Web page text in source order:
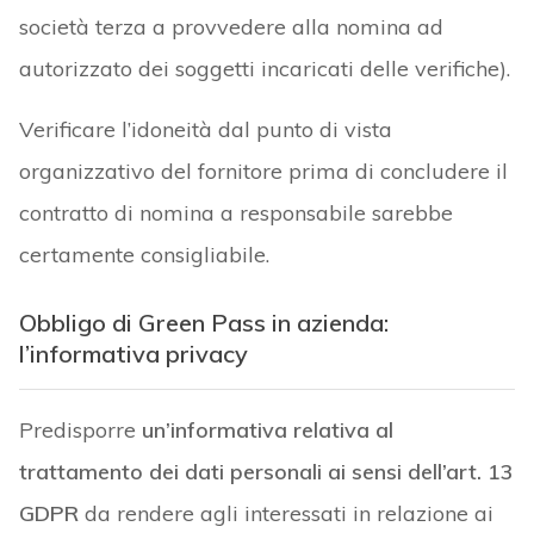
società terza a provvedere alla nomina ad
autorizzato dei soggetti incaricati delle verifiche).
Verificare l’idoneità dal punto di vista
organizzativo del fornitore prima di concludere il
contratto di nomina a responsabile sarebbe
certamente consigliabile.
Obbligo di Green Pass in azienda:
l’informativa privacy
Predisporre un’informativa relativa al
trattamento dei dati personali ai sensi dell’art. 13
GDPR da rendere agli interessati in relazione ai